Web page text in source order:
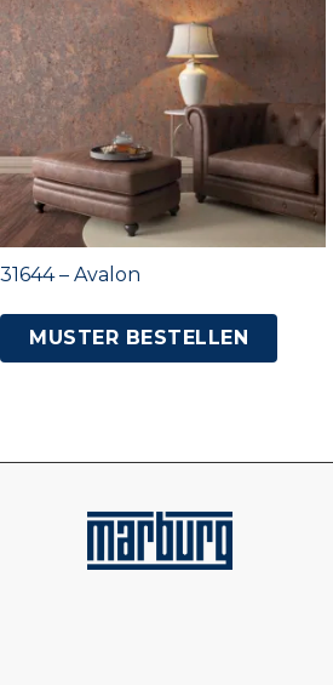
31644 – Avalon
MUSTER BESTELLEN